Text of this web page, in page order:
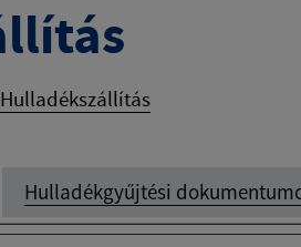
Hulladékszállítás
Hulladékgyűjtési